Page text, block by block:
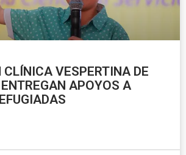
CLÍNICA VESPERTINA DE
APOYOS A